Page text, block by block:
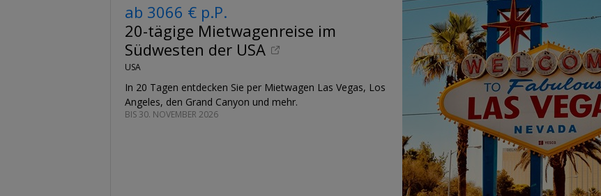
ab 3066 € p.P.
20-tägige Mietwagenreise im
Südwesten der USA
USA
In 20 Tagen entdecken Sie per Mietwagen Las Vegas, Los
Angeles, den Grand Canyon und mehr.
BIS 30. NOVEMBER 2026